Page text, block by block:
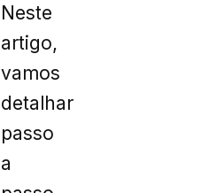
Neste
artigo,
vamos
detalhar
passo
a